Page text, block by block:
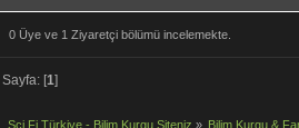
0 Üye ve 1 Ziyaretçi bölümü incelemekte.
Sayfa: [1]
Sci Fi Türkiye - Bilim Kurgu Siteniz » Bilim Kurgu &